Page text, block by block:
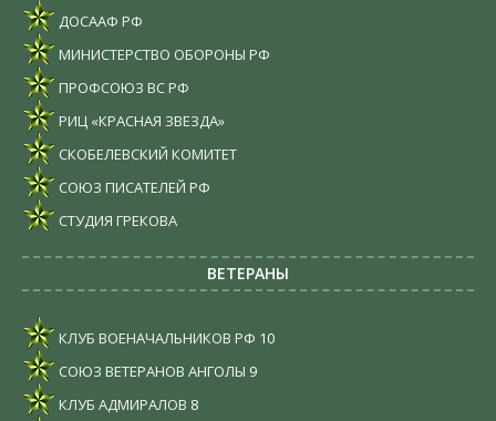
ДОСААФ РФ
МИНИСТЕРСТВО ОБОРОНЫ РФ
ПРОФСОЮЗ ВС РФ
РИЦ «КРАСНАЯ ЗВЕЗДА»
СКОБЕЛЕВСКИЙ КОМИТЕТ
СОЮЗ ПИСАТЕЛЕЙ РФ
СТУДИЯ ГРЕКОВА
ВЕТЕРАНЫ
КЛУБ ВОЕНАЧАЛЬНИКОВ РФ 10
СОЮЗ ВЕТЕРАНОВ АНГОЛЫ 9
КЛУБ АДМИРАЛОВ 8